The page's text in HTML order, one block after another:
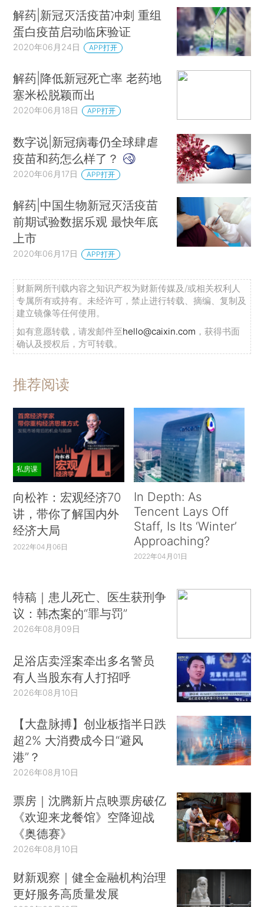
解药|新冠灭活疫苗冲刺 重组
蛋白疫苗启动临床验证
2020年06月24日 APP打开
解药|降低新冠死亡率 老药地
塞米松脱颖而出
2020年06月18日 APP打开
数字说|新冠病毒仍全球肆虐
疫苗和药怎么样了？
2020年06月17日 APP打开
解药|中国生物新冠灭活疫苗
前期试验数据乐观 最快年底
上市
2020年06月17日 APP打开
财新网所刊载内容之知识产权为财新传媒及/或相关权利人
专属所有或持有。未经许可，禁止进行转载、摘编、复制及
建立镜像等任何使用。
如有意愿转载，请发邮件至hello@caixin.com ，获得书面
确认及授权后，方可转载。
推荐阅读
私房课
向松祚：宏观经济70
讲，带你了解国内外
经济大局
2022年04月06日
In Depth: As
Tencent Lays Off
Staff, Is Its ‘Winter’
Approaching?
2022年04月01日
特稿｜患儿死亡、医生获刑争
议：韩杰案的“罪与罚”
2026年08月09日
足浴店卖淫案牵出多名警员
有人当股东有人打招呼
2026年08月10日
【大盘脉搏】创业板指半日跌
超2% 大消费成今日“避风
港”？
2026年08月10日
票房｜沈腾新片点映票房破亿
《欢迎来龙餐馆》空降迎战
《奥德赛》
2026年08月10日
财新观察｜健全金融机构治理
更好服务高质量发展